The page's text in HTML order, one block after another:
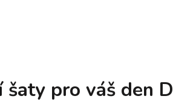
pro váš den D